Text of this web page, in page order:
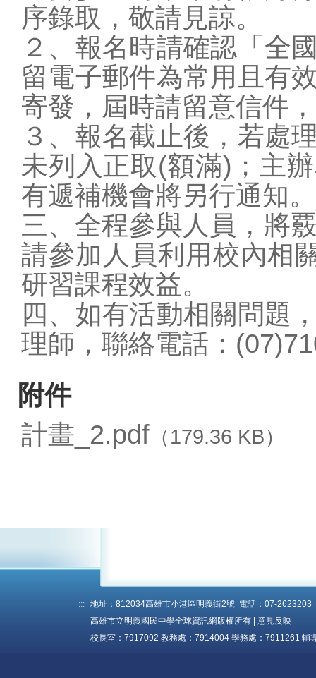
序錄取，敬請見諒。
２、報名時請確認「全
留電子郵件為常用且有
寄發，屆時請留意信件
３、報名截止後，若處
未列入正取(額滿)；主
有遞補機會將另行通知。
三、全程參與人員，將
請參加人員利用校內相
研習課程效益。
四、如有活動相關問題
理師，聯絡電話：
附件
計畫_2.pdf（179.36 KB）
::: 地址：812034高雄市小港區明義街2號 電話：07-
高雄市立明義國民中學全球資訊網版權所有 | 意見反映
校長室：7917092 教務處：7914004 學務處：7911261 輔